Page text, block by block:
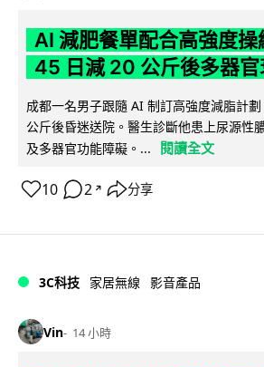
AI 減肥餐單配合高強度
45 日減 20 公斤後多器官
成都一名男子跟隨 AI 制訂高強度減脂計
公斤後昏迷送院。醫生診斷他患上尿源性
及多器官功能障礙。...
閱讀全文
10 2 ↗ 分享
3C科技 家居無線 影音產品
Vin 14 小時